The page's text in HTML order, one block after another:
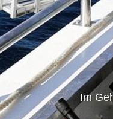
Im